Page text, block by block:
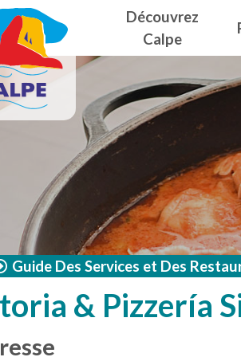
Découvrez
Calpe
Guide Des Services et Des
& Pizzería